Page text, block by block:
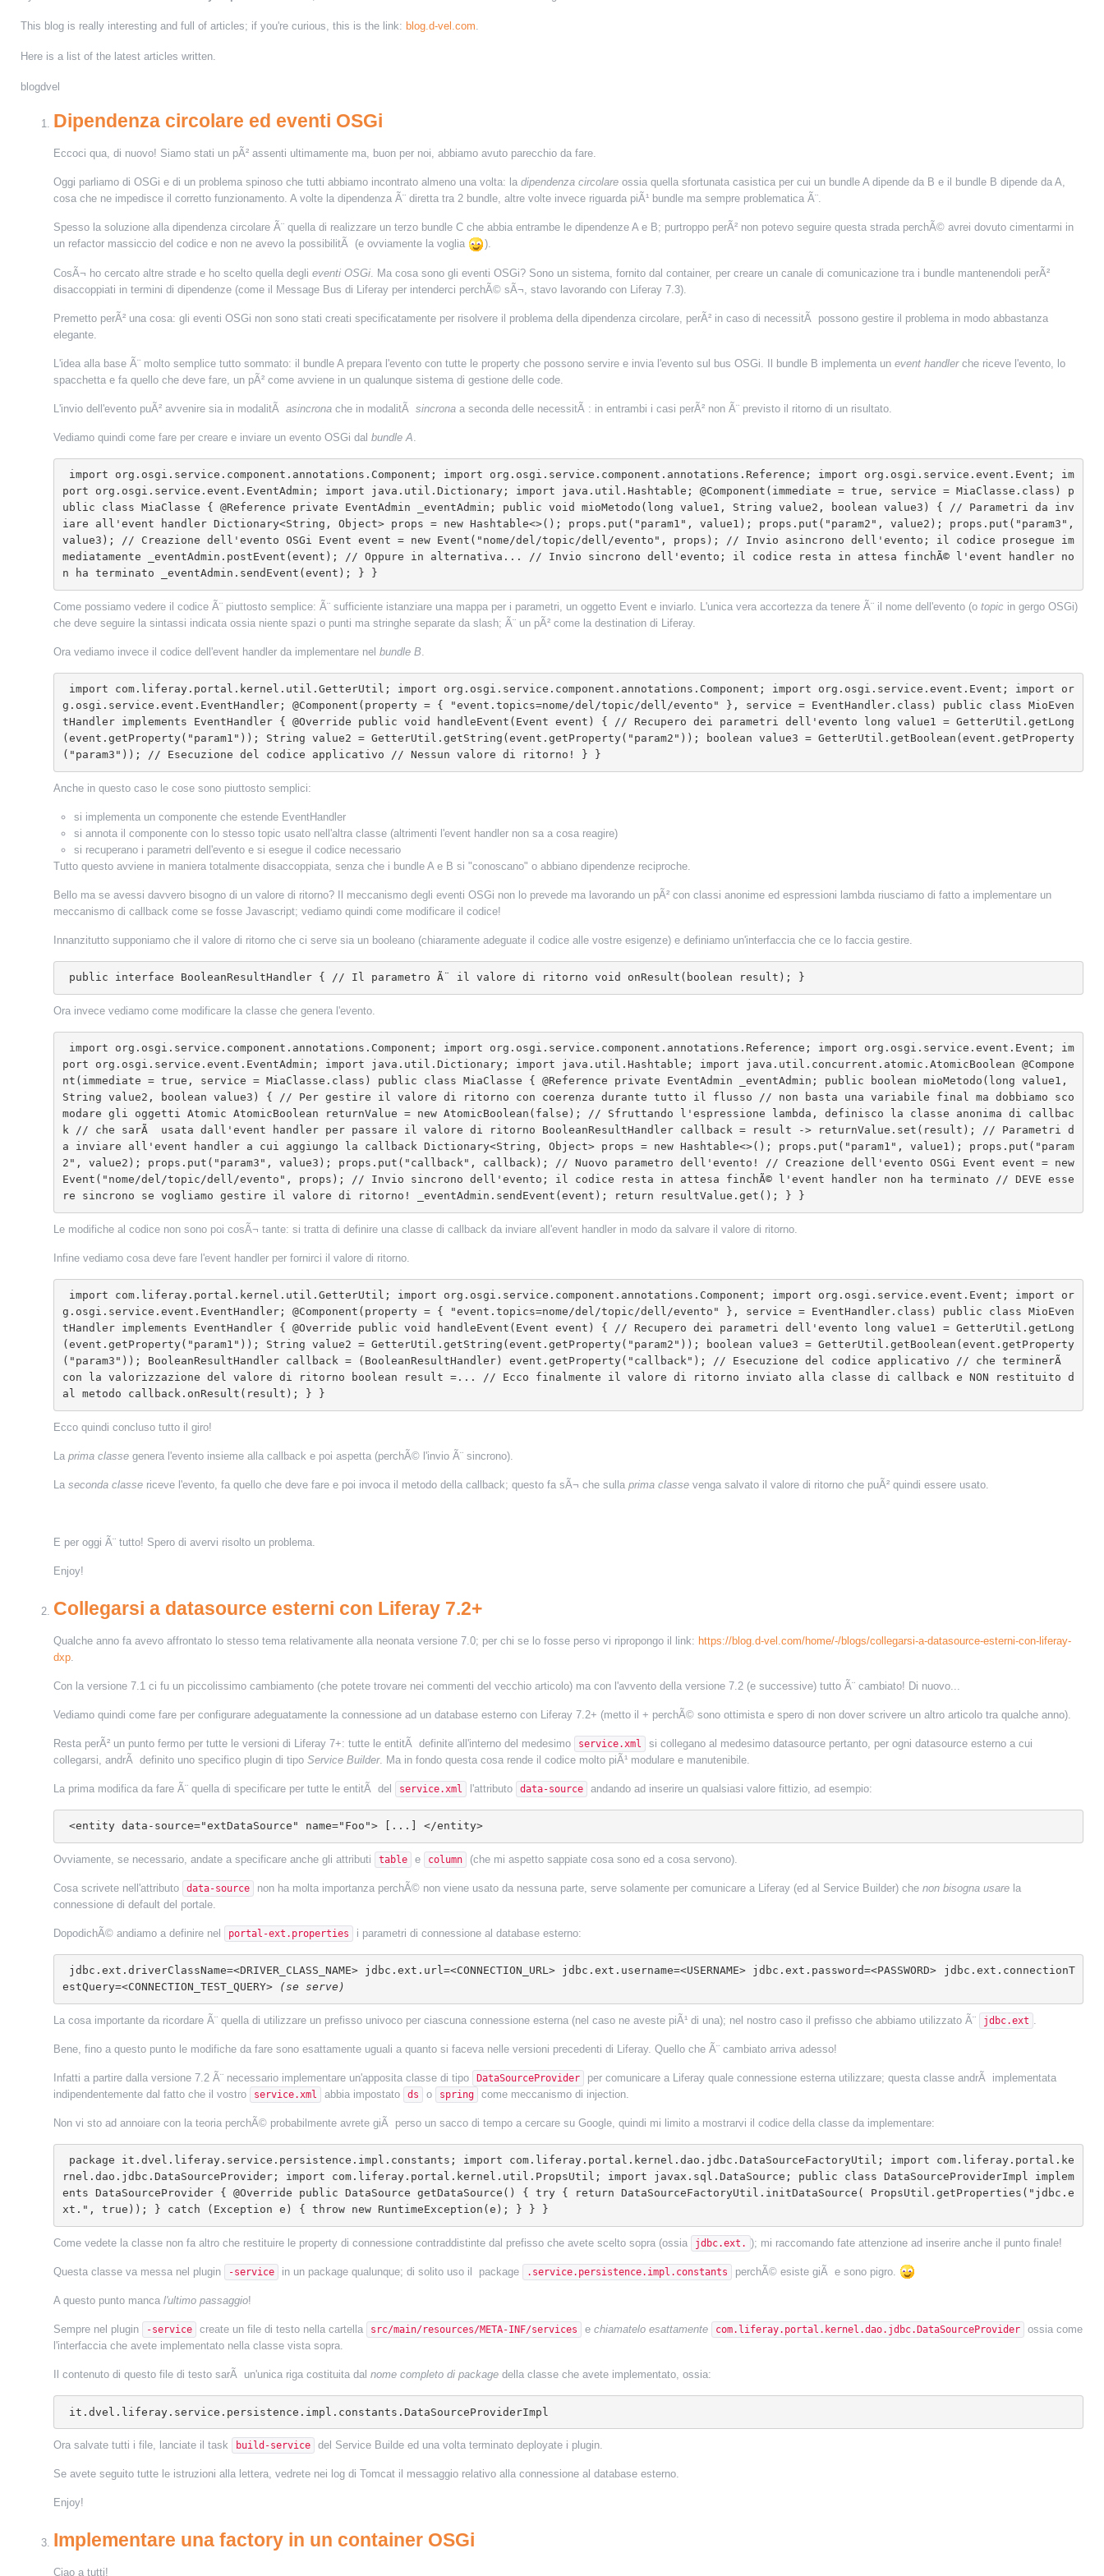
This blog is really interesting and full of articles; if you're curious, this is the link: blog.d-vel.com.
Here is a list of the latest articles written.
blogdvel
Dipendenza circolare ed eventi OSGi
Eccoci qua, di nuovo! Siamo stati un pÃ² assenti ultimamente ma, buon per noi, abbiamo avuto parecchio da fare.
Oggi parliamo di OSGi e di un problema spinoso che tutti abbiamo incontrato almeno una volta: la dipendenza circolare ossia quella sfortunata casistica per cui un bundle A dipende da B e il bundle B dipende da A,
cosa che ne impedisce il corretto funzionamento. A volte la dipendenza Ã¨ diretta tra 2 bundle, altre volte invece riguarda piÃ¹ bundle ma sempre problematica Ã¨.
Spesso la soluzione alla dipendenza circolare Ã¨ quella di realizzare un terzo bundle C che abbia entrambe le dipendenze A e B; purtroppo perÃ² non potevo seguire questa strada perchÃ© avrei dovuto cimentarmi in
un refactor massiccio del codice e non ne avevo la possibilitÃ (e ovviamente la voglia
).
CosÃ¬ ho cercato altre strade e ho scelto quella degli eventi OSGi . Ma cosa sono gli eventi OSGi? Sono un sistema, fornito dal container, per creare un canale di comunicazione tra i bundle mantenendoli perÃ²
disaccoppiati in termini di dipendenze (come il Message Bus di Liferay per intenderci perchÃ© sÃ¬, stavo lavorando con Liferay 7.3).
Premetto perÃ² una cosa: gli eventi OSGi non sono stati creati specificatamente per risolvere il problema della dipendenza circolare, perÃ² in caso di necessitÃ possono gestire il problema in modo abbastanza
elegante.
L'idea alla base Ã¨ molto semplice tutto sommato: il bundle A prepara l'evento con tutte le property che possono servire e invia l'evento sul bus OSGi. Il bundle B implementa un event handlerche riceve l'evento, lo
spacchetta e fa quello che deve fare, un pÃ² come avviene in un qualunque sistema di gestione delle code.
L'invio dell'evento puÃ² avvenire sia in modalitÃ asincrona che in modalitÃ sincrona a seconda delle necessitÃ : in entrambi i casi perÃ² non Ã¨ previsto il ritorno di un risultato.
Vediamo quindi come fare per creare e inviare un evento OSGi dal bundle A
port org.osgi.service.event.EventAdmin; import java.util.Dictionary; import java.util.Hashtable; @Component(immediate = true, service = MiaClasse.class) p
ublic class MiaClasse { @Reference private EventAdmin _eventAdmin; public void mioMetodo(long value1, String value2, boolean value3) { // Parametri da inv
iare all'event handler Dictionary<String, Object> props = new Hashtable<>(); props.put("param1", value1); props.put("param2", value2); props.put("param3",
value3); // Creazione dell'evento OSGi Event event = new Event("nome/del/topic/dell/evento", props); // Invio asincrono dell'evento; il codice prosegue im
mediatamente _eventAdmin.postEvent(event); // Oppure in alternativa... // Invio sincrono dell'evento; il codice resta in attesa finchÃ© l'event handler no
n ha terminato _eventAdmin.sendEvent(event); } }
Come possiamo vedere il codice Ã¨ piuttosto semplice: Ã¨ sufficiente istanziare una mappa per i parametri, un oggetto Event e inviarlo. L'unica vera accortezza da tenere Ã¨ il nome dell'evento (o topic in gergo OSGi)
che deve seguire la sintassi indicata ossia niente spazi o punti ma stringhe separate da slash; Ã¨ un pÃ² come la destination di Liferay.
Ora vediamo invece il codice dell'event handler da implementare nel bundle B
g.osgi.service.event.EventHandler; @Component(property = { "event.topics=nome/del/topic/dell/evento" }, service = EventHandler.class) public class MioEven
tHandler implements EventHandler { @Override public void handleEvent(Event event) { // Recupero dei parametri dell'evento long value1 = GetterUtil.getLong
(event.getProperty("param1")); String value2 = GetterUtil.getString(event.getProperty("param2")); boolean value3 = GetterUtil.getBoolean(event.getProperty
("param3")); // Esecuzione del codice applicativo // Nessun valore di ritorno! }
}
Anche in questo caso le cose sono piuttosto semplici:
si implementa un componente che estende EventHandler
si annota il componente con lo stesso topic usato nell'altra classe (altrimenti l'event handler non sa a cosa reagire)
si recuperano i parametri dell'evento e si esegue il codice necessario
Tutto questo avviene in maniera totalmente disaccoppiata, senza che i bundle A e B si "conoscano" o abbiano dipendenze reciproche.
Bello ma se avessi davvero bisogno di un valore di ritorno? Il meccanismo degli eventi OSGi non lo prevede ma lavorando un pÃ² con classi anonime ed espressioni lambda riusciamo di fatto a implementare un
meccanismo di callback come se fosse Javascript; vediamo quindi come modificare il codice!
Innanzitutto supponiamo che il valore di ritorno che ci serve sia un booleano (chiaramente adeguate il codice alle vostre esigenze) e definiamo un'interfaccia che ce lo faccia gestire.
public interface BooleanResultHandler { // Il parametro Ã¨ il valore di ritorno void onResult(boolean result); }
Ora invece vediamo come modificare la classe che genera l'evento.
port org.osgi.service.event.EventAdmin; import java.util.Dictionary; import java.util.Hashtable; import java.util.concurrent.atomic.AtomicBoolean @Compone
nt(immediate = true, service = MiaClasse.class) public class MiaClasse { @Reference private EventAdmin _eventAdmin; public boolean mioMetodo(long value1,
String value2, boolean value3) { // Per gestire il valore di ritorno con coerenza durante tutto il flusso // non basta una variabile final ma dobbiamo sco
modare gli oggetti Atomic AtomicBoolean returnValue = new AtomicBoolean(false); // Sfruttando l'espressione lambda, definisco la classe anonima di callbac
k // che sarÃ  usata dall'event handler per passare il valore di ritorno BooleanResultHandler callback = result -> returnValue.set(result); // Parametri d
a inviare all'event handler a cui aggiungo la callback Dictionary<String, Object> props = new Hashtable<>(); props.put("param1", value1); props.put("param
2", value2); props.put("param3", value3); props.put("callback", callback); // Nuovo parametro dell'evento! // Creazione dell'evento OSGi Event event = new
Event("nome/del/topic/dell/evento", props); // Invio sincrono dell'evento; il codice resta in attesa finchÃ© l'event handler non ha terminato // DEVE esse
re sincrono se vogliamo gestire il valore di ritorno! _eventAdmin.sendEvent(event); return resultValue.get(); } }
Le modifiche al codice non sono poi cosÃ¬ tante: si tratta di definire una classe di callback da inviare all'event handler in modo da salvare il valore di ritorno.
Infine vediamo cosa deve fare l'event handler per fornirci il valore di ritorno.
g.osgi.service.event.EventHandler; @Component(property = { "event.topics=nome/del/topic/dell/evento" }, service = EventHandler.class) public class MioEven
tHandler implements EventHandler { @Override public void handleEvent(Event event) { // Recupero dei parametri dell'evento long value1 = GetterUtil.getLong
(event.getProperty("param1")); String value2 = GetterUtil.getString(event.getProperty("param2")); boolean value3 = GetterUtil.getBoolean(event.getProperty
("param3")); BooleanResultHandler callback = (BooleanResultHandler) event.getProperty("callback"); // Esecuzione del codice applicativo // che terminerÃ
con la valorizzazione del valore di ritorno boolean result =... // Ecco finalmente il valore di ritorno inviato alla classe di callback e NON restituito d
al metodo callback.onResult(result); }
}
Ecco quindi concluso tutto il giro!
La prima classe genera l'evento insieme alla callback e poi aspetta (perchÃ© l'invio Ã¨ sincrono).
La seconda classe riceve l'evento, fa quello che deve fare e poi invoca il metodo della callback; questo fa sÃ¬ che sulla prima classe venga salvato il valore di ritorno che puÃ² quindi essere usato.
E per oggi Ã¨ tutto! Spero di avervi risolto un problema.
Enjoy!
Collegarsi a datasource esterni con Liferay 7.2+
Qualche anno fa avevo affrontato lo stesso tema relativamente alla neonata versione 7.0; per chi se lo fosse perso vi ripropongo il link: https://blog.d-vel.com/home/-/blogs/collegarsi-a-datasource-esterni-con-liferay-
dxp
Con la versione 7.1 ci fu un piccolissimo cambiamento (che potete trovare nei commenti del vecchio articolo) ma con l'avvento della versione 7.2 (e successive) tutto Ã¨ cambiato! Di nuovo...
Vediamo quindi come fare per configurare adeguatamente la connessione ad un database esterno con Liferay 7.2+ (metto il + perchÃ© sono ottimista e spero di non dover scrivere un altro articolo tra qualche anno).
Resta perÃ² un punto fermo per tutte le versioni di Liferay 7+: tutte le entitÃ definite all'interno del medesimo service.xml
si collegano al medesimo datasource pertanto, per ogni datasource esterno a cui
collegarsi, andrÃ definito uno specifico plugin di tipo Service Builder. Ma in fondo questa cosa rende il codice molto piÃ¹ modulare e manutenibile.
La prima modifica da fare Ã¨ quella di specificare per tutte le entitÃ del service.xml l'attributo data-source andando ad inserire un qualsiasi valore fittizio, ad esempio:
<entity data-source="extDataSource" name="Foo"> [...] </entity>
Ovviamente, se necessario, andate a specificare anche gli attributi table e column (che mi aspetto sappiate cosa sono ed a cosa servono).
Cosa scrivete nell'attributo data-source non ha molta importanza perchÃ© non viene usato da nessuna parte, serve solamente per comunicare a Liferay (ed al Service Builder) che non bisogna usare la
connessione di default del portale.
DopodichÃ© andiamo a definire nel portal-ext.properties i parametri di connessione al database esterno:
estQuery=<CONNECTION_TEST_QUERY>
(se serve)
La cosa importante da ricordare Ã¨ quella di utilizzare un prefisso univoco per ciascuna connessione esterna (nel caso ne aveste piÃ¹ di una); nel nostro caso il prefisso che abbiamo utilizzato Ã¨ jdbc.ext
Bene, fino a questo punto le modifiche da fare sono esattamente uguali a quanto si faceva nelle versioni precedenti di Liferay. Quello che Ã¨ cambiato arriva adesso!
Infatti a partire dalla versione 7.2 Ã¨ necessario implementare un'apposita classe di tipo DataSourceProvider
per comunicare a Liferay quale connessione esterna utilizzare; questa classe andrÃ implementata
indipendentemente dal fatto che il vostro
service.xml abbia impostato ds o spring come meccanismo di injection.
Non vi sto ad annoiare con la teoria perchÃ© probabilmente avrete giÃ perso un sacco di tempo a cercare su Google, quindi mi limito a mostrarvi il codice della classe da implementare:
rnel.dao.jdbc.DataSourceProvider; import com.liferay.portal.kernel.util.PropsUtil; import javax.sql.DataSource; public class DataSourceProviderImpl implem
ents DataSourceProvider { @Override public DataSource getDataSource() { try { return DataSourceFactoryUtil.initDataSource( PropsUtil.getProperties("jdbc.e
xt.", true)); } catch (Exception e) { throw new RuntimeException(e); } } }
Come vedete la classe non fa altro che restituire le property di connessione contraddistinte dal prefisso che avete scelto sopra (ossia jdbc.ext. ); mi raccomando fate attenzione ad inserire anche il punto finale!
Questa classe va messa nel plugin -service in un package qualunque; di solito uso il package .service.persistence.impl.constants perchÃ© esiste giÃ e sono pigro.
A questo punto manca l'ultimo passaggio!
Sempre nel plugin -service create un file di testo nella cartella src/main/resources/META-INF/services e chiamatelo esattamente com.liferay.portal.kernel.dao.jdbc.DataSourceProvider
ossia come
l'interfaccia che avete implementato nella classe vista sopra.
Il contenuto di questo file di testo sarÃ un'unica riga costituita dal nome completo di package della classe che avete implementato, ossia:
it.dvel.liferay.service.persistence.impl.constants.DataSourceProviderImpl
Ora salvate tutti i file, lanciate il task build-service del Service Builde ed una volta terminato deployate i plugin.
Se avete seguito tutte le istruzioni alla lettera, vedrete nei log di Tomcat il messaggio relativo alla connessione al database esterno.
Enjoy!
Implementare una factory in un container OSGi
Ciao a tutti!